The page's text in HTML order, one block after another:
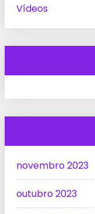
Vídeos
novembro 2023
outubro 2023